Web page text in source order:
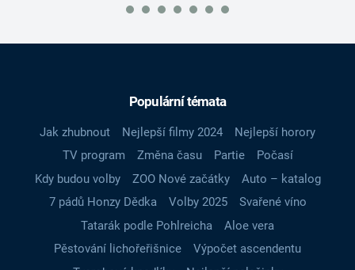
Populární témata
Jak zhubnout Nejlepší filmy 2024
Nejlepší horory
TV program
Změna času Partie
Počasí
Kdy budou volby
ZOO Nové začátky
Auto – katalog
7 pádů Honzy Dědka
Volby 2025
Svařené víno
Tatarák podle Pohlreicha
Aloe vera
Pěstování lichořeřišnice
Výpočet ascendentu